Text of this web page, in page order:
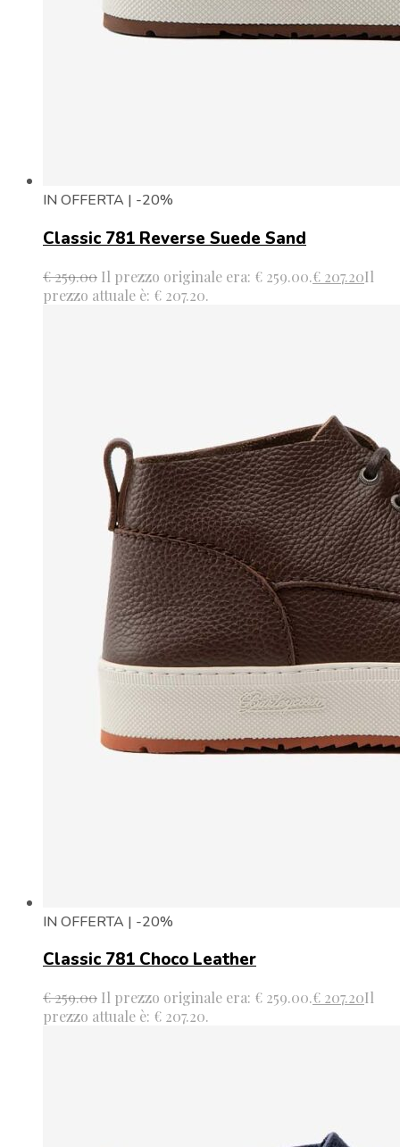
IN OFFERTA | -20%
Classic 781 Reverse Suede Sand
€259.00 Il prezzo originale era: € 259.00.€ 207.20Il
prezzo attuale è: € 207.20.
IN OFFERTA | -20%
Classic 781 Choco Leather
€259.00 Il prezzo originale era: € 259.00.€ 207.20Il
prezzo attuale è: € 207.20.